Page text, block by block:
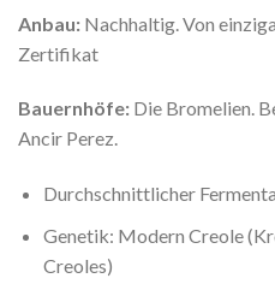
Anbau: Nachhaltig. Von
Zertifikat
Bauernhöfe: Die Bromelien.
Ancir Perez.
Durchschnittlicher
Genetik: Modern Creole
Creoles)